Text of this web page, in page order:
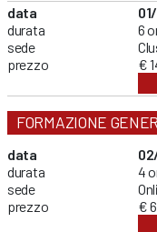
data
durata
sede
prezzo
6
€
FORMAZIONE
data
durata
sede
prezzo
4
€